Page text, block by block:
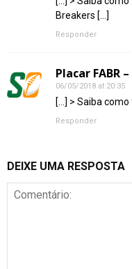
Breakers […]
Responder
Placar FABR
06/05/2018 at 20:35
[…] > Saiba
Responder
DEIXE UMA RESPOSTA